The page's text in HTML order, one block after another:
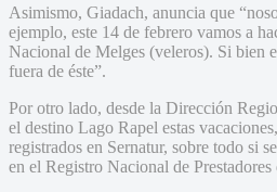
Asimismo, Giadach, anuncia que
ejemplo, este 14 de febrero vamos a
Nacional de Melges (veleros). Si bien
fuera de éste”.
Por otro lado, desde la Dirección
el destino Lago Rapel estas
registrados en Sernatur, sobre todo si
en el Registro Nacional de